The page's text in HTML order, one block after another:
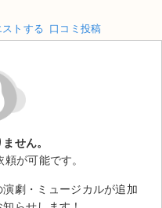
ストする 口コミ投稿
せん。
が可能です。
劇・ミュージカルが追加